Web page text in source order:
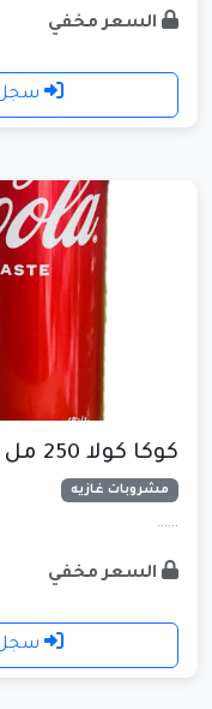
السعر مخفي
سجل
كوكا كولا 250 مل علب 1/30
مشروبات غازيه
......
السعر مخفي
سجل